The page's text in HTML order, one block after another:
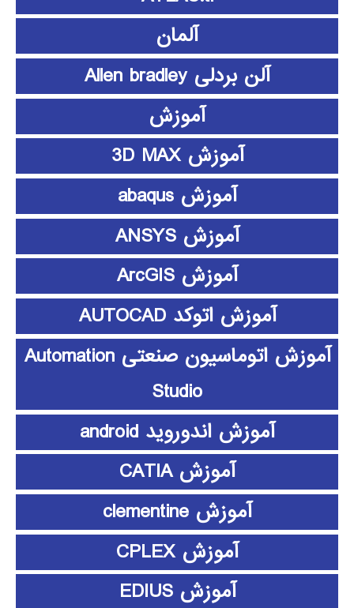
آلمان
آلن بردلی Allen bradley
آموزش
آموزش 3D MAX
آموزش abaqus
آموزش ANSYS
آموزش ArcGIS
آموزش اتوکد AUTOCAD
آموزش اتوماسیون صنعتی Automation
Studio
آموزش اندوروید android
آموزش CATIA
آموزش clementine
آموزش CPLEX
آموزش EDIUS